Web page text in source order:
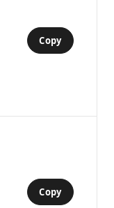
Copy
Copy